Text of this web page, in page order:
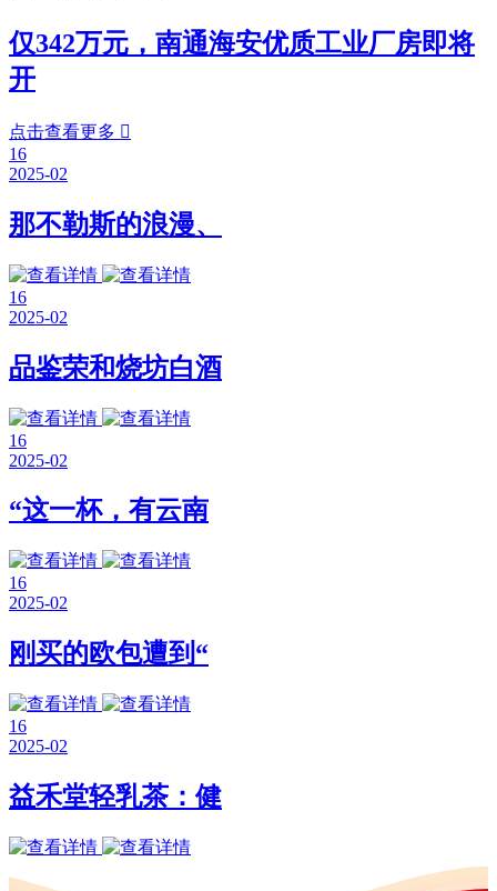
仅342万元，南通海安优质工业厂房即将
开
点击查看更多 
16
2025-02
那不勒斯的浪漫、
16
2025-02
品鉴荣和烧坊白酒
16
2025-02
“这一杯，有云南
16
2025-02
刚买的欧包遭到“
16
2025-02
益禾堂轻乳茶：健